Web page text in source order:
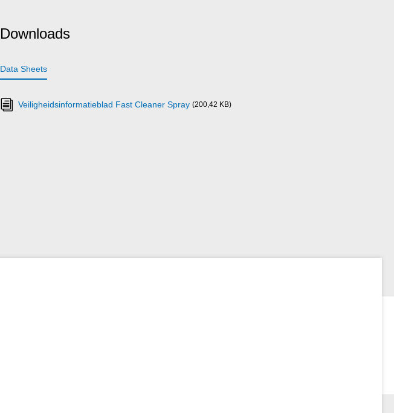
Downloads
Data Sheets
Veiligheidsinformatieblad Fast Cleaner Spray (200,42 KB)